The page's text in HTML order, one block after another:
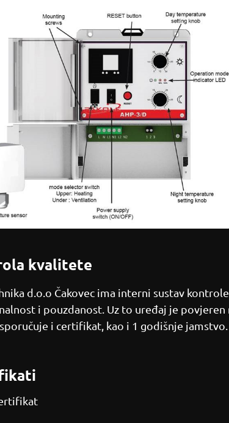
kvalitete
d.o.o Čakovec ima interni sustav
i pouzdanost. Uz to uređaj je
i certifikat, kao i 1 godišnje jamstvo.